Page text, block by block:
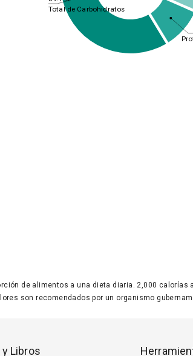
Total de Carbohidratos
de alimentos a una dieta diaria. 2,000
son recomendados por un organismo
Libros